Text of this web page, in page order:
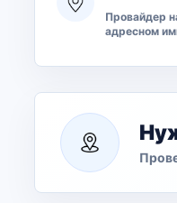
Провайдер
адресном